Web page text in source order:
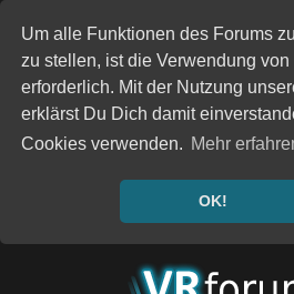
Um alle Funktionen des Forums
zu stellen, ist die Verwendung
erforderlich. Mit der Nutzung
erklärst Du Dich damit
Cookies verwenden. Mehr
OK!